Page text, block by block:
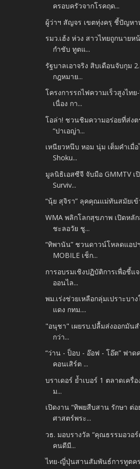
ครอบครัวจากโรคฤด...
ผู้ว่าฯ สัญจร เขตทุ่งครุ ชี้ปัญหา
รมว.เฮ้ง ห่วง สาวไทยถูกนาย
กำชับ ทูตแ...
รัฐบาลเอาจริง สิบเดือนจับกุม
กฎหมาย...
โครงการรถไฟความเร็วสูงไท
เนื่อง กา...
โอล่า! ชวนชิมความอร่อยที่ส่งต
“ปาเอญ่า...
เหนียวหนึบ หอม นุ่ม เต็มคำเมื่
Shoku...
มูลนิธิเอสซีจี จับมือ GMMTV เ
Surviv...
“นุ้ย สุจิรา” ลุคคุณแม่ทันสมัยเ
WMA พลิกโลกสุขภาพ เปิดหลั
ชะลอวัย ชู...
“ทิพานัน” ชวนดาวน์โหลดแอปฯ
MOBILE เช็ก...
การอบรมเชิงปฏิบัติการเพื่อชี้แ
ออนไล...
พม.เร่งช่วยเหลือกลุ่มเปราะบ
แดง กทม....
"อนุชา" เผยรบ.ปลื้มส่งออกมัน
กว่า...
“ว่าน - ป็อบ - อ๊อฟ - โอ๊ต” ฟาด
คอนเสิร์ต ...
บราเดอร์ ย้ำเบอร์ 1 ตลาดเครื่
ม...
เปิดงาน “ทิพยสืบสาน รักษา ต่
ศาสตร์พระ...
วธ. มอบรางวัล “คุณธรรมอวอร์
คนดีมี...
ไทย-ญี่ปุ่นสานสัมพันธ์การทูตค